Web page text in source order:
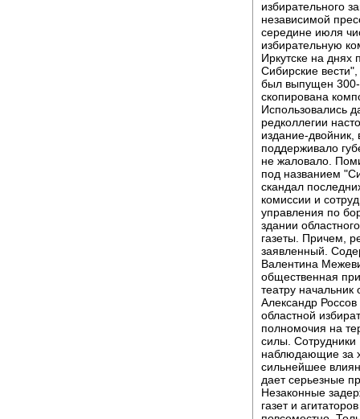
избирательного
независимой
середине июля
избирательную
Иркутске на днях
Сибирские
был выпущен
скопирована
Использовались
редколлегии
издание-двойник,
поддерживало
не жаловало.
под названием
скандал
комиссии и
управления по
здании
газеты. Причем,
заявленный.
Валентина
общественная
театру начальник
Александр
областной
полномочия на
силы. Сотрудники
наблюдающие за
сильнейшее
дает серьезные
Незаконные
газет и